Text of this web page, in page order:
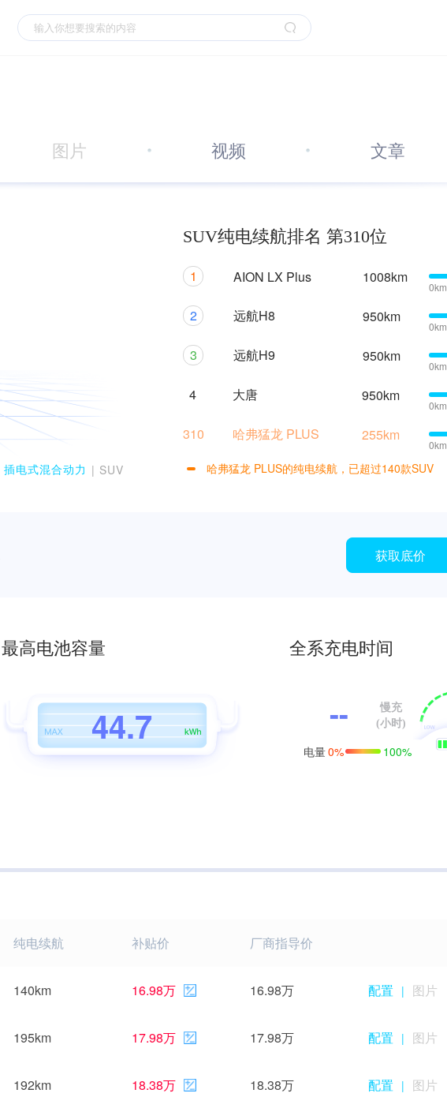
图片 视频 文章
插电式混合动力 | SUV
SUV纯电续航排名 第310位
1 AION LX Plus 1008km
0km
2 远航H8 950km
0km
3 远航H9 950km
0km
4 大唐 950km
0km
310 哈弗猛龙 PLUS 255km
0km
哈弗猛龙 PLUS的纯电续航，已超过140款SUV
获取底价
最高电池容量
1
2
3
4
3
4.
6
7
全系充电时间
--
慢充
(小时)
电量0% 100%
纯电续航 补贴价 厂商指导价
140km 16.98万 16.98万 配置 | 图片
195km 17.98万 17.98万 配置 | 图片
192km 18.38万 18.38万 配置 | 图片